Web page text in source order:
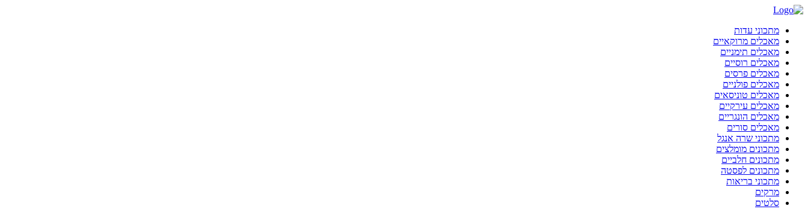
מתכוני עדות
מאכלים מרוקאיים
מאכלים תימניים
מאכלים רוסיים
מאכלים פרסים
מאכלים פולניים
מאכלים טוניסאים
מאכלים עירקיים
מאכלים הונגריים
מאכלים סורים
מתכוני שרה אנגל
מתכונים מומלצים
מתכונים חלביים
מתכונים לפסטה
מתכוני בריאות
מרקים
סלטים